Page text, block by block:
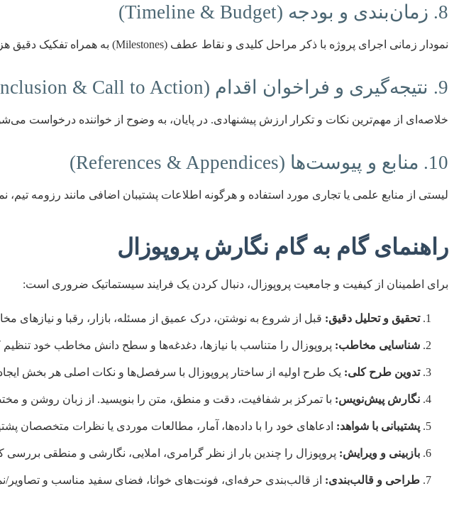
8. زمان‌بندی و بودجه (Timeline & Budget)
نمودار زمانی اجرای پروژه با ذکر مراحل کلیدی و نقاط عطف (Milestones) به همراه تفکیک دقیق هزینه‌ها. شفافیت در این بخش، اعتماد خواننده را جلب می‌کند.
9. نتیجه‌گیری و فراخوان اقدام (Conclusion & Call to Action)
خلاصه‌ای از مهم‌ترین نکات و تکرار ارزش پیشنهادی. در پایان، به وضوح از خواننده درخواست
10. منابع و پیوست‌ها (References & Appendices)
لیستی از منابع علمی یا تجاری مورد استفاده و هرگونه اطلاعات پشتیبان اضافی مانند رزومه تیم،
راهنمای گام به گام نگارش پروپوزال
برای اطمینان از کیفیت و جامعیت پروپوزال، دنبال کردن یک فرایند سیستماتیک ضروری است:
تحقیق و تحلیل دقیق: قبل از شروع به نوشتن، درک عمیق از مسئله، بازار، رقبا و نیازهای
شناسایی مخاطب: پروپوزال را متناسب با نیازها، دغدغه‌ها و سطح دانش مخاطب خود تنظیم
تدوین طرح کلی: یک طرح اولیه از ساختار پروپوزال با سرفصل‌ها و نکات اصلی هر بخش ایجاد
نگارش پیش‌نویس: با تمرکز بر شفافیت، دقت و منطق، متن را بنویسید. از زبان روشن و
پشتیبانی با شواهد: ادعاهای خود را با داده‌ها، آمار، مطالعات موردی یا نظرات متخصصان
بازبینی و ویرایش: پروپوزال را چندین بار از نظر گرامری، املایی، نگارشی و منطقی
طراحی و قالب‌بندی: از قالب‌بندی حرفه‌ای، فونت‌های خوانا، فضای سفید مناسب و تصاویر/